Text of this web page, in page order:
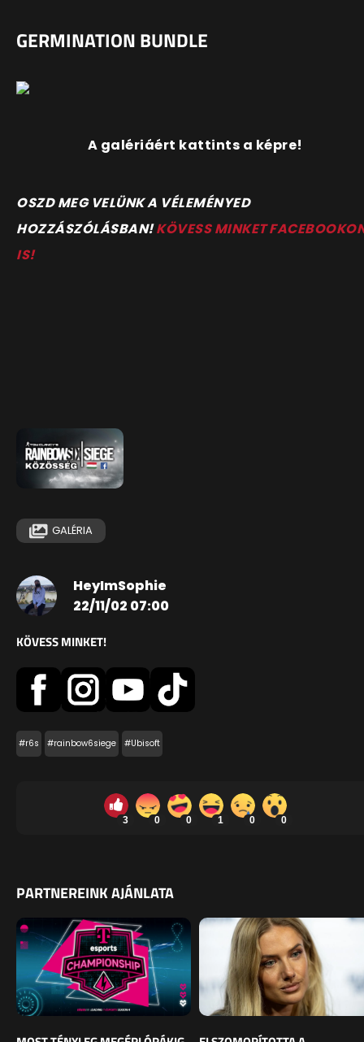
GERMINATION BUNDLE
A galériáért kattints a képre!
OSZD MEG VELÜNK A VÉLEMÉNYED
HOZZÁSZÓLÁSBAN!KÖVESS MINKET
IS!
GALÉRIA
HeyImSophie
22/11/02 07:00
KÖVESS MINKET!
#r6s #rainbow6siege #Ubisoft
3 0 0 1 0 0
PARTNEREINK AJÁNLATA